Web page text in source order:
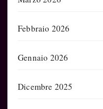
Febbraio 2026
Gennaio 2026
Dicembre 2025